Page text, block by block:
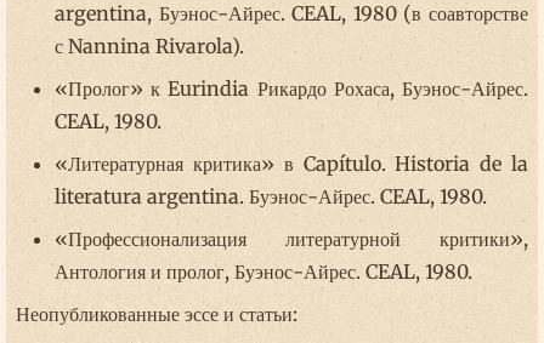
argentina, Буэнос-Айрес. CEAL, 1980 (в соавторстве
с Nannina Rivarola).
«Пролог» к Eurindia Рикардо Рохаса, Буэнос-Айрес.
CEAL, 1980.
«Литературная критика» в Capítulo. Historia de la
literatura argentina. Буэнос-Айрес. CEAL, 1980.
«Профессионализация литературной критики»,
Антология и пролог, Буэнос-Айрес. CEAL, 1980.
Неопубликованные эссе и статьи: